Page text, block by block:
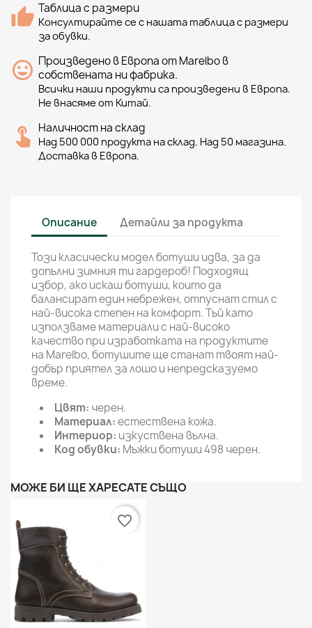
Таблица с размери
Консултирайте се с нашата таблица с размери
за обувки.
Произведено в Европа от Marelbo в
собствената ни фабрика.
Всички наши продукти са произведени в Европа.
Не внасяме от Китай.
Наличност на склад
Над 500 000 продукта на склад. Над 50 магазина.
Доставка в Европа.
Описание Детайли за продукта
Този класически модел ботуши идва, за да
допълни зимния ти гардероб! Подходящ
избор, ако искаш ботуши, които да
балансират един небрежен, отпуснат стил с
най-висока степен на комфорт. Тъй като
използваме материали с най-високо
качество при изработката на продуктите
на Marelbo, ботушите ще станат твоят най-
добър приятел за лошо и непредсказуемо
време.
Цвят: черен.
Материал:естествена кожа.
Интериор: изкуствена вълна.
Код обувки: Мъжки ботуши 498 черен.
МОЖЕ БИ ЩЕ ХАРЕСАТЕ СЪЩО
favorite_border